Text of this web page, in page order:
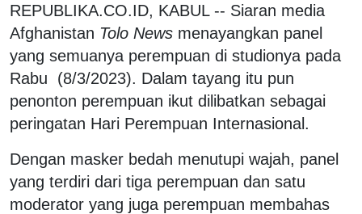
REPUBLIKA.CO.ID, KABUL -- Siaran media
Afghanistan Tolo News menayangkan panel
yang semuanya perempuan di studionya pada
Rabu (8/3/2023). Dalam tayang itu pun
penonton perempuan ikut dilibatkan sebagai
peringatan Hari Perempuan Internasional.
Dengan masker bedah menutupi wajah, panel
yang terdiri dari tiga perempuan dan satu
moderator yang juga perempuan membahas